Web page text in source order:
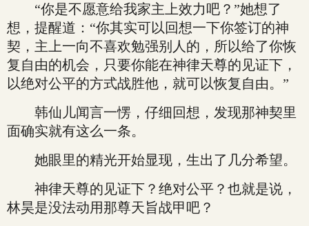
“你是不愿意给我家主上效力吧？”她想了
想，提醒道：“你其实可以回想一下你签订的神
契，主上一向不喜欢勉强别人的，所以给了你恢
复自由的机会，只要你能在神律天尊的见证下，
以绝对公平的方式战胜他，就可以恢复自由。”
韩仙儿闻言一愣，仔细回想，发现那神契里
面确实就有这么一条。
她眼里的精光开始显现，生出了几分希望。
神律天尊的见证下？绝对公平？也就是说，
林昊是没法动用那尊天旨战甲吧？